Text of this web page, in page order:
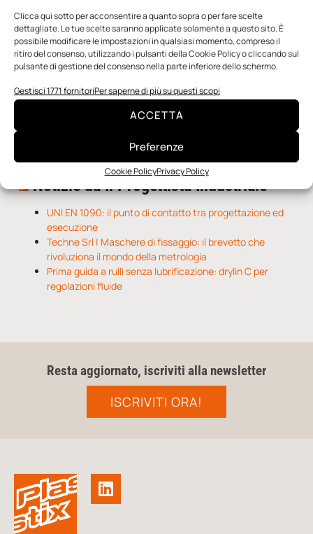
Clicca qui sotto per acconsentire a quanto sopra o per fare scelte
dettagliate. Le tue scelte saranno applicate solamente a questo sito. È
possibile modificare le impostazioni in qualsiasi momento, compreso il
ritiro del consenso, utilizzando i pulsanti della Cookie Policy o cliccando sul
pulsante di gestione del consenso nella parte inferiore dello schermo.
Gestisci 1771 fornitoriPer saperne di più su questi scopi
ACCETTA
Preferenze
Cookie PolicyPrivacy Policy
Edicola Web
Notizie da Meccanicanews
Una nuova mano robotica passa da una pinza all’altra
con un singolo motore
Applicazioni della fluidodinamica computazionale (CFD)
Notizie da Il Progettista Industriale
UNI EN 1090: il punto di contatto tra progettazione ed
esecuzione
Techne Srl | Maschere di fissaggio: il brevetto che
rivoluziona il mondo della metrologia
Prima guida a rulli senza lubrificazione: drylin C per
regolazioni fluide
Resta aggiornato, iscriviti alla newsletter
ISCRIVITI ORA!